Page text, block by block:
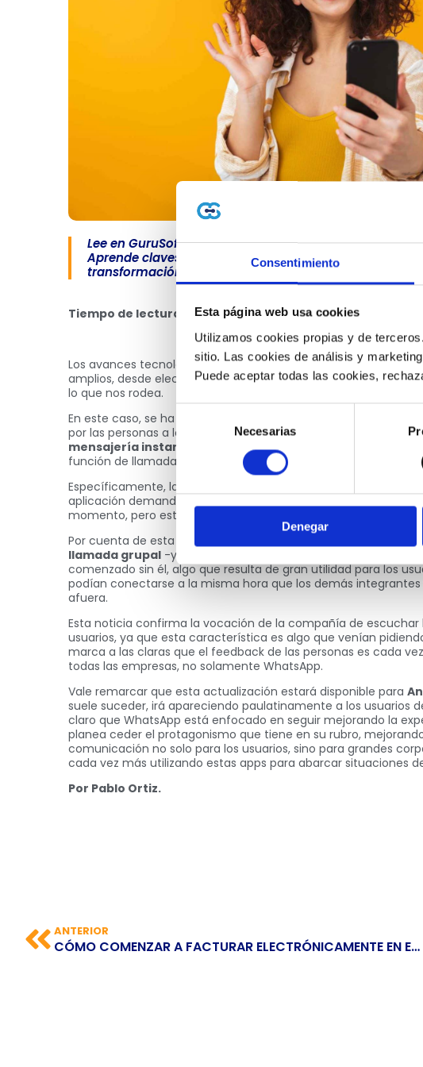
Consentimiento
Esta página web usa cookies
Utilizamos cookies propias y de
sitio. Las cookies de análisis y
Puede aceptar todas las cookies,
de
consentimiento
Necesarias
Denegar
Lee en GuruSoft sobre Novedades en las
Aprende claves de facturación electrónica,
transformación…
Tiempo de lectura: 3 minutos📖
Los avances tecnológicos se dan a cada minuto y abarcan
amplios, desde electrodomésticos, hasta vehículos,
lo que nos rodea.
En este caso, se ha conocido un gran avance en una de las
por las personas a lo largo y ancho del planeta:
. El
mensajería instantánea
móvil ha anunciado una
función de llamadas.
Específicamente, la novedad está relacionada a las llamadas
aplicación demandaba que todos los participantes de la misma
momento, pero esto ha cambiado gracias a la última
Por cuenta de esta modificación, ahora cualquier integrante
llamada grupal -y salir de la misma- cuando lo desee,
comenzado sin él, algo que resulta de gran utilidad para los
podían conectarse a la misma hora que los demás
afuera.
Esta noticia confirma la vocación de la compañía de escuchar
usuarios, ya que esta característica es algo que venían
marca a las claras que el feedback de las personas es cada
todas las empresas, no solamente WhatsApp.
Vale remarcar que esta actualización estará disponible para
suele suceder, irá apareciendo paulatinamente a los usuarios
claro que WhatsApp está enfocado en seguir mejorando la
planea ceder el protagonismo que tiene en su rubro,
comunicación no solo para los usuarios, sino para grandes
cada vez más utilizando estas apps para abarcar situaciones
Por Pablo Ortiz.
ANTERIOR
CÓMO COMENZAR A FACTURAR ELECTRÓNICAMENTE EN ECUADOR